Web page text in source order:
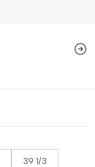
39 1/3